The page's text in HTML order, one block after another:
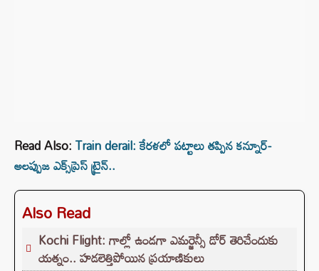
Read Also:Train derail: కేరళలో పట్టాలు తప్పిన కన్నూర్‌-
అలప్పుజ ఎక్స్‌ప్రెస్‌ ట్రైన్..
Also Read
Kochi Flight: గాల్లో ఉండగా ఎమర్జెన్సీ డోర్ తెరిచేందుకు
యత్నం.. హడలెత్తిపోయిన ప్రయాణికులు